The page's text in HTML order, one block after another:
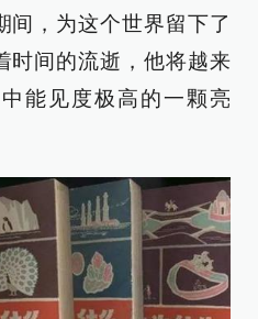
间，为这个世界留下了
时间的流逝，他将越来
能见度极高的一颗亮